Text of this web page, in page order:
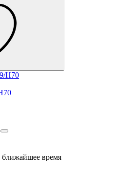
ближайшее время